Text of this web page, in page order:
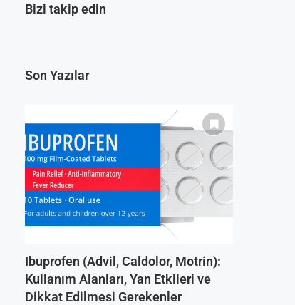
Bizi takip edin
Son Yazılar
Ibuprofen (Advil, Caldolor, Motrin):
Kullanım Alanları, Yan Etkileri ve
Dikkat Edilmesi Gerekenler